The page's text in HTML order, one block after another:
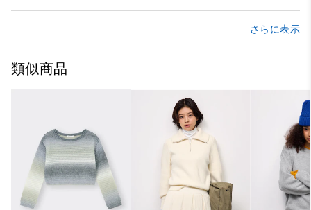
さらに表示
類似商品